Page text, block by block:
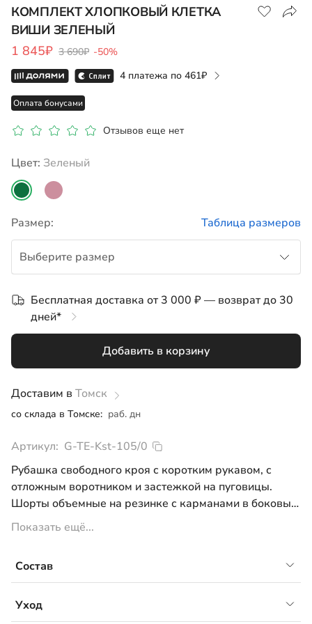
КОМПЛЕКТ ХЛОПКОВЫЙ КЛЕТКА
ВИШИ ЗЕЛЕНЫЙ
1 845₽ 3 690₽ -50%
4 платежа по 461
Оплата бонусами
Отзывов еще нет
Цвет: зеленый
Размер: Таблица размеров
Выберите размер
до 122
134
140
146
152
158
Бесплатная доставка от 3 000 ₽ — возврат до 30
дней*
Добавить в корзину
Доставим в Томск
со склада в Томске: раб. дн
Артикул: G-TE-Kst-105/0
Рубашка свободного кроя с коротким рукавом, с
отложным воротником и застежкой на пуговицы.
Шорты объемные на резинке с карманами в боковых
швах.
Показать ещё...
Состав
80% хлопок, 20% ПЭ
Уход